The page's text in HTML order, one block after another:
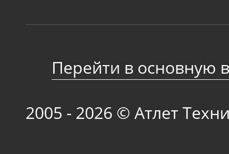
Перейти в основную
2005 - 2026 © Атлет